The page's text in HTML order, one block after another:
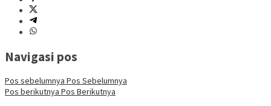
Navigasi pos
Pos sebelumnya Pos Sebelumnya
Pos berikutnya Pos Berikutnya